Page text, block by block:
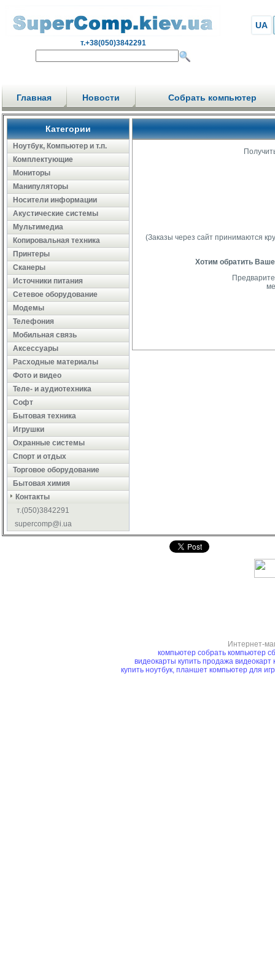
т.+38(050)3842291
UA
Главная Новости Собрать компьютер
Категории
Ноутбук, Компьютер и т.п.
Комплектующие
Мониторы
Манипуляторы
Носители информации
Акустические системы
Мультимедиа
Копировальная техника
Принтеры
Сканеры
Источники питания
Сетевое оборудование
Модемы
Телефония
Мобильная связь
Аксессуары
Расходные материалы
Фото и видео
Теле- и аудиотехника
Софт
Бытовая техника
Игрушки
Охранные системы
Cпорт и отдых
Торговое оборудование
Бытовая химия
Контакты
т.(050)3842291
supercomp@i.ua
(Заказы через сайт принимаются
Хотим обратить Ваше
Интернет-
компьютер собрать компьютер
видеокарты купить продажа видеокарт
купить ноутбук, планшет компьютер для